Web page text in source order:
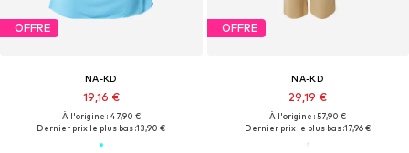
OFFRE
NA-KD
19,16 €
À l'origine : 47,90 €
Dernier prix le plus bas :13,90 €
OFFRE
NA-KD
29,19 €
À l'origine : 57,90 €
Dernier prix le plus bas :17,96 €